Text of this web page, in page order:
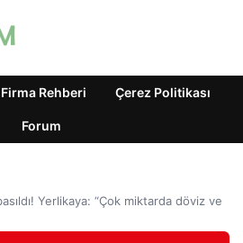
Firma Rehberi Çerez Politikası
Forum
Yerlikaya: “Çok miktarda döviz ve